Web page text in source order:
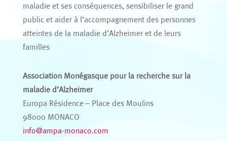
maladie et ses conséquences, sensibiliser le grand
public et aider à l’accompagnement des personnes
atteintes de la maladie d’Alzheimer et de leurs
familles
Association Monégasque pour la recherche sur la
maladie d’Alzheimer
Europa Résidence – Place des Moulins
98000 MONACO
info@ampa-monaco.com